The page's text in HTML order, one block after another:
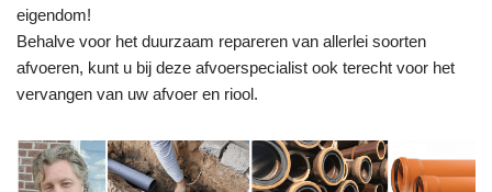
eigendom!
Behalve voor het duurzaam repareren van allerlei soorten
afvoeren, kunt u bij deze afvoerspecialist ook terecht voor het
vervangen van uw afvoer en riool.